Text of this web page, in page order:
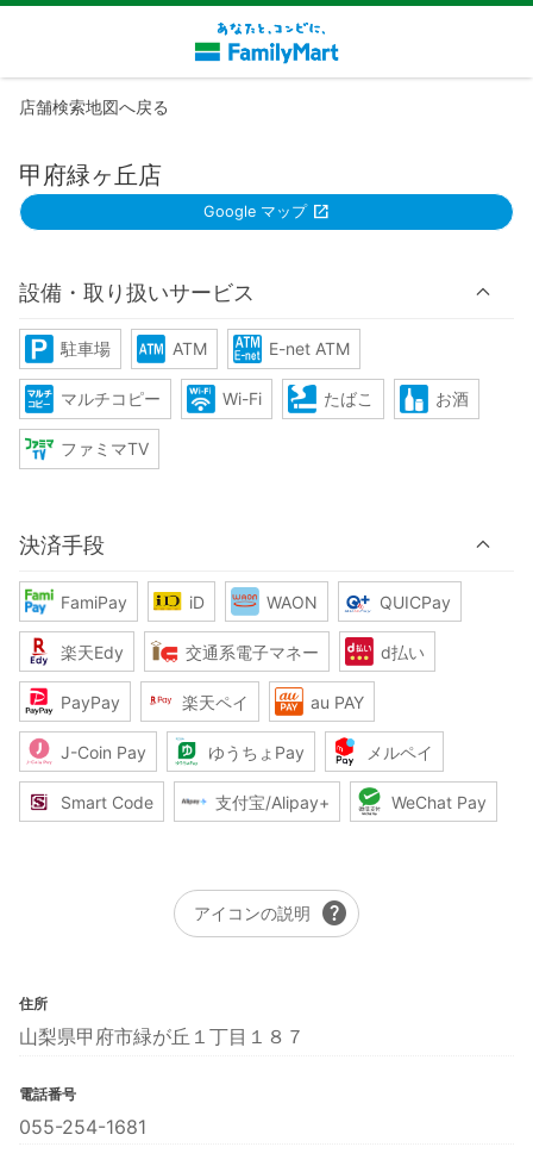
店舗検索地図へ戻る
甲府緑ヶ丘店
Google マップ
設備・取り扱いサービス
駐車場 ATM E-net ATM
マルチコピー Wi-Fi たばこ お酒
ファミマTV
決済手段
FamiPay iD WAON QUICPay
楽天Edy 交通系電子マネー d払い
PayPay 楽天ペイ au PAY
J-Coin Pay ゆうちょPay メルペイ
Smart Code 支付宝/Alipay+ WeChat Pay
アイコンの説明 help
住所
山梨県甲府市緑が丘１丁目１８７
電話番号
055-254-1681